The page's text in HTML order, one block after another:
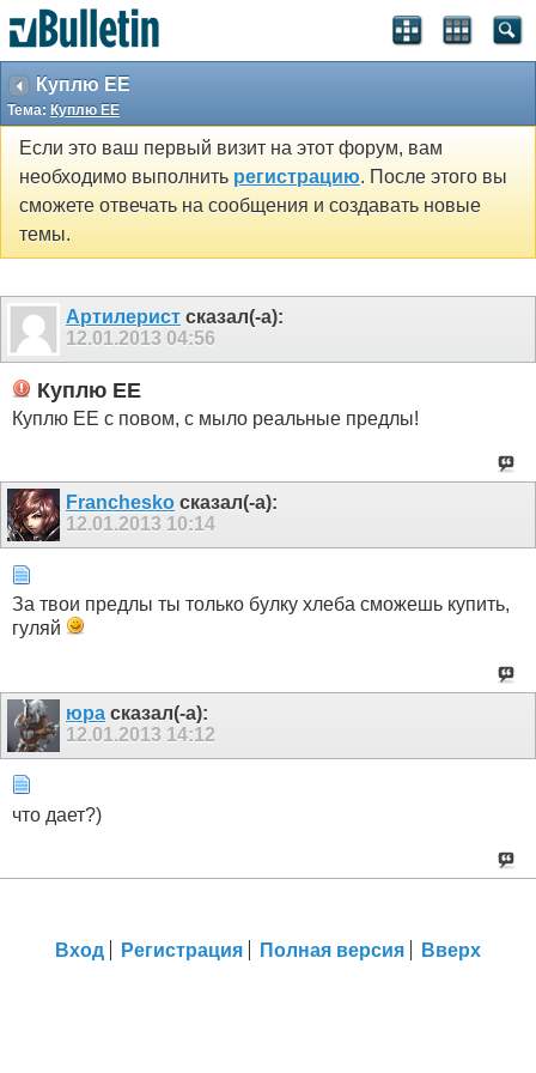
Куплю ЕЕ
Тема: Куплю ЕЕ
Если это ваш первый визит на этот форум, вам
необходимо выполнить регистрацию. После этого вы
сможете отвечать на сообщения и создавать новые
темы.
Артилерист сказал(-а):
12.01.2013 04:56
Куплю ЕЕ
Куплю ЕЕ с повом, с мыло реальные предлы!
Franchesko сказал(-а):
12.01.2013 10:14
За твои предлы ты только булку хлеба сможешь купить,
гуляй
юра сказал(-а):
12.01.2013 14:12
что дает?)
Вход Регистрация Полная версия Вверх